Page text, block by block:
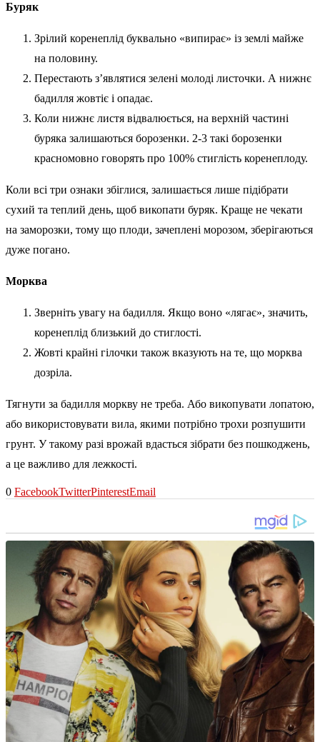
Буряк
Зрілий коренеплід буквально «випирає» із землі майже
на половину.
Перестають з’являтися зелені молоді листочки. А нижнє
бадилля жовтіє і опадає.
Коли нижнє листя відвалюється, на верхній частині
буряка залишаються борозенки. 2-3 такі борозенки
красномовно говорять про 100% стиглість коренеплоду.
Коли всі три ознаки збіглися, залишається лише підібрати
сухий та теплий день, щоб викопати буряк. Краще не чекати
на заморозки, тому що плоди, зачеплені морозом, зберігаються
дуже погано.
Морква
Зверніть увагу на бадилля. Якщо воно «лягає», значить,
коренеплід близький до стиглості.
Жовті крайні гілочки також вказують на те, що морква
дозріла.
Тягнути за бадилля моркву не треба. Або викопувати лопатою,
або використовувати вила, якими потрібно трохи розпушити
грунт. У такому разі врожай вдасться зібрати без пошкоджень,
а це важливо для лежкості.
0 FacebookTwitterPinterestEmail